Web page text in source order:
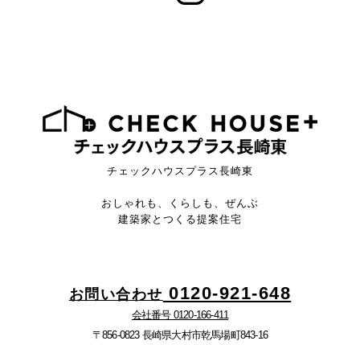
チェックハウスプラス長崎東
おしゃれも、くらしも、ぜんぶ
建築家とつくる提案住宅
お問い合わせ 0120-921-648
会社番号 0120-166-411
〒856-0823 長崎県大村市乾馬場町843-16